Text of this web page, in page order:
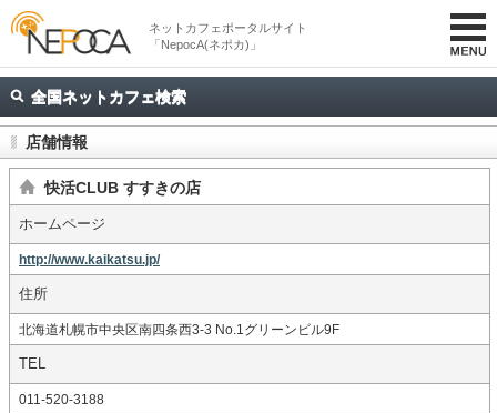
ネットカフェポータルサイト
「NepocA(ネポカ)」
全国ネットカフェ検索
店舗情報
快活CLUB すすきの店
ホームページ
http://www.kaikatsu.jp/
住所
北海道札幌市中央区南四条西3-3 No.1グリーンビル9F
TEL
011-520-3188